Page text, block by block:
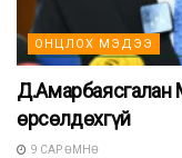
ОНЦЛОХ МЭДЭЭ
өрсөлдөхгүй
9 САР ӨМНӨ